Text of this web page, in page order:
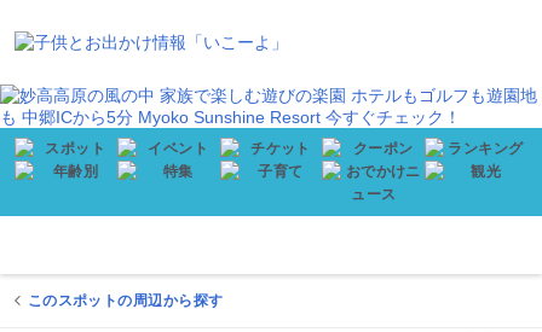
このスポットの周辺から探す